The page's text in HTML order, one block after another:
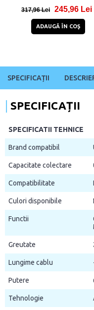
317,96 Lei 245,96 Lei
ADAUGĂ ÎN COŞ
SPECIFICAȚII
SPECIFICAȚII
SPECIFICATII TEHNICE
Brand compatibil
Capacitate colectare
Compatibilitate
Culori disponibile
Functii
Greutate
Lungime cablu
Putere
Tehnologie